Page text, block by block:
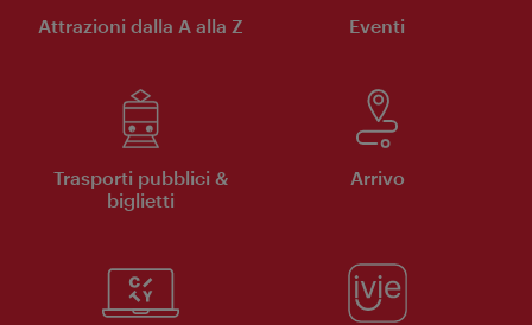
Attrazioni dalla A alla Z Eventi
Trasporti pubblici &
biglietti
Arrivo